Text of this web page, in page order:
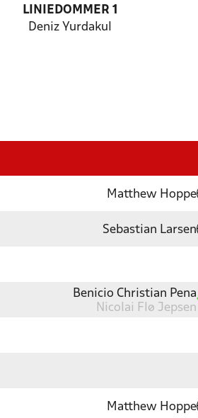
LINIEDOMMER 1
Deniz Yurdakul
Matthew Hoppe
Sebastian Larsen
Benicio Christian Pena
Nicolai Flø Jepsen
Matthew Hoppe